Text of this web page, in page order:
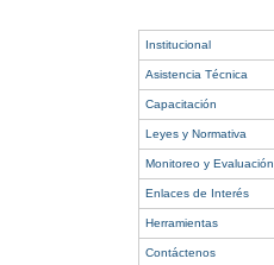
Institucional
Asistencia Técnica
Capacitación
Leyes y Normativa
Monitoreo y Evaluación
Enlaces de Interés
Herramientas
Contáctenos